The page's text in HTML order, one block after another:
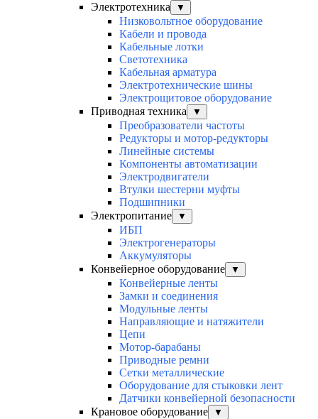
Электротехника ▼
Низковольтное оборудование
Кабели и провода
Кабельные лотки
Светотехника
Кабельная арматура
Электротехнические шины
Электрощитовое оборудование
Приводная техника
▼
Преобразователи частоты
Редукторы и мотор-редукторы
Линейные системы
Компоненты автоматизации
Электродвигатели
Втулки шестерни муфты
Подшипники
Электропитание
▼
ИБП
Электрогенераторы
Аккумуляторы
Конвейерное оборудование
▼
Конвейерные ленты
Замки и соединения
Модульные ленты
Направляющие и натяжители
Цепи
Мотор-барабаны
Приводные ремни
Сетки металлические
Оборудование для стыковки лент
Датчики конвейерной безопасности
Крановое оборудование
▼